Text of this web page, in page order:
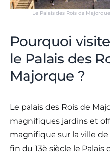
Le Palais des Rois de
Pourquoi
le Palais des
Majorque ?
Le palais des Rois de
magnifiques jardins et
magnifique sur la ville
fin du 13è siècle le Palais